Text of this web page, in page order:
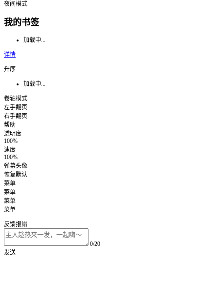
夜间模式
我的书签
加载中...
详情
升序
加载中...
卷轴模式
左手翻页
右手翻页
帮助
透明度
100%
速度
100%
弹幕头像
恢复默认
菜单
菜单
菜单
菜单
反馈报错
0/20
发送